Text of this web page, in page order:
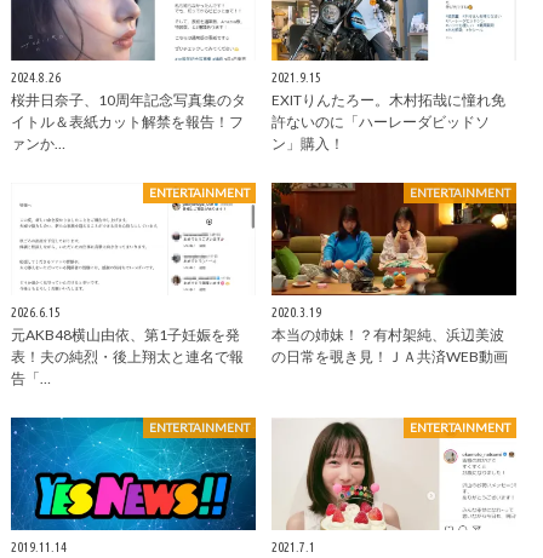
2024.8.26
桜井日奈子、10周年記念写真集のタ
イトル＆表紙カット解禁を報告！フ
ァンか…
2021.9.15
EXITりんたろー。木村拓哉に憧れ免
許ないのに「ハーレーダビッドソ
ン」購入！
ENTERTAINMENT
2026.6.15
元AKB48横山由依、第1子妊娠を発
表！夫の純烈・後上翔太と連名で報
告「…
ENTERTAINMENT
2020.3.19
本当の姉妹！？有村架純、浜辺美波
の日常を覗き見！ＪＡ共済WEB動画
ENTERTAINMENT
2019.11.14
ENTERTAINMENT
2021.7.1